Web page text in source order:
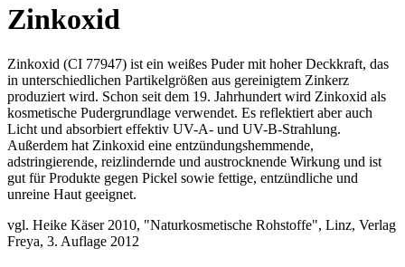
Zinkoxid
Zinkoxid (CI 77947) ist ein weißes Puder mit hoher Deckkraft, das
in unterschiedlichen Partikelgrößen aus gereinigtem Zinkerz
produziert wird. Schon seit dem 19. Jahrhundert wird Zinkoxid als
kosmetische Pudergrundlage verwendet. Es reflektiert aber auch
Licht und absorbiert effektiv UV-A- und UV-B-Strahlung.
Außerdem hat Zinkoxid eine entzündungshemmende,
adstringierende, reizlindernde und austrocknende Wirkung und ist
gut für Produkte gegen Pickel sowie fettige, entzündliche und
unreine Haut geeignet.
vgl. Heike Käser 2010, "Naturkosmetische Rohstoffe", Linz, Verlag
Freya, 3. Auflage 2012